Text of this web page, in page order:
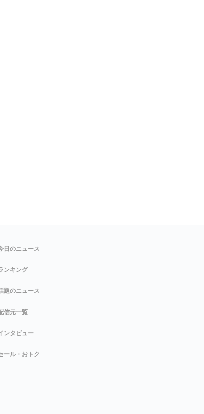
日のニュース
ンキング
題のニュース
信元一覧
ンタビュー
ール・おトク